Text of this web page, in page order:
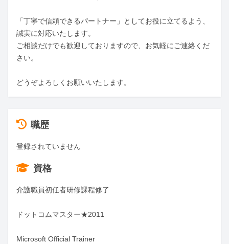
「丁寧で信頼できるパートナー」としてお役に立てるよう、
誠実に対応いたします。
ご相談だけでも歓迎しておりますので、お気軽にご連絡くだ
さい。
どうぞよろしくお願いいたします。
職歴
登録されていません
資格
介護職員初任者研修課程修了
ドットコムマスター★2011
Microsoft Official Trainer